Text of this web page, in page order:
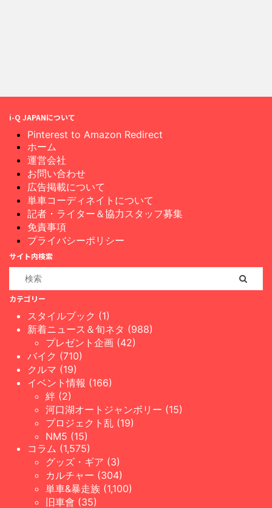
i-Q JAPANについて
Pinterest to Amazon Redirect
ホーム
運営会社
お問い合わせ
広告掲載について
単車コーディネイトについて
記者・ライター＆協力スタッフ募集
免責事項
プライバシーポリシー
サイト内検索
カテゴリー
スタイルブック (1)
新着ニュース＆旬ネタ (988)
プレゼント企画 (42)
バイク (710)
クルマ (19)
イベント情報 (166)
絆 (2)
河口湖オートジャンボリー (15)
プロジェクト乱 (19)
NM5 (15)
コラム (1,575)
グッズ・ギア (3)
カルチャー (304)
単車&暴走族 (1,100)
旧車會 (35)